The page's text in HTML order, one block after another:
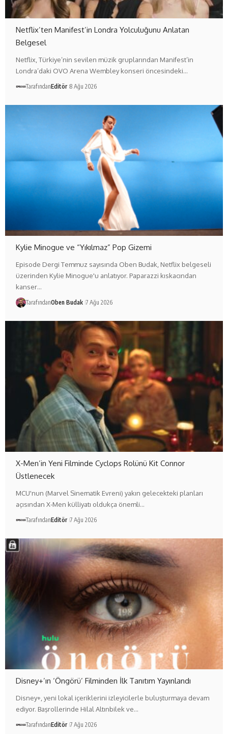
Netflix’ten Manifest’in Londra Yolculuğunu Anlatan
Belgesel
Netflix, Türkiye’nin sevilen müzik gruplarından Manifest’in
Londra’daki OVO Arena Wembley konseri öncesindeki…
TarafındanEditör 8 Ağu 2026
Kylie Minogue ve “Yıkılmaz” Pop Gizemi
Episode Dergi Temmuz sayısında Oben Budak, Netflix belgeseli
üzerinden Kylie Minogue'u anlatıyor. Paparazzi kıskacından
kanser…
TarafındanOben Budak 7 Ağu 2026
X-Men’in Yeni Filminde Cyclops Rolünü Kit Connor
Üstlenecek
MCU'nun (Marvel Sinematik Evreni) yakın gelecekteki planları
açısından X-Men külliyatı oldukça önemli…
TarafındanEditör 7 Ağu 2026
Disney+’ın ‘Öngörü’ Filminden İlk Tanıtım Yayınlandı
Disney+, yeni lokal içeriklerini izleyicilerle buluşturmaya devam
ediyor. Başrollerinde Hilal Altınbilek ve…
TarafındanEditör 7 Ağu 2026